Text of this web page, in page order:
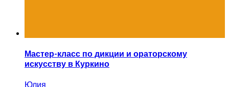
Мастер-класс по дикции и ораторскому
искусству в Куркино
Юлия